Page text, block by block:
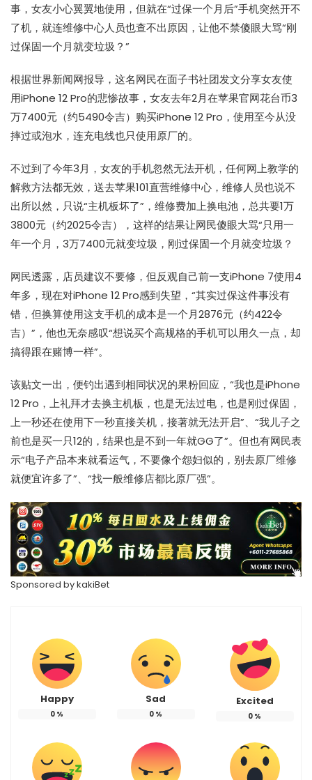
事，女友小心翼翼地使用，但就在“过保一个月后”手机突然开不
了机，就连维修中心人员也查不出原因，让他不禁傻眼大骂“刚
过保固一个月就变垃圾？”
根据世界新闻网报导，这名网民在面子书社团发文分享女友使
用iPhone 12 Pro的悲惨故事，女友去年2月在苹果官网花台币3
万7400元（约5490令吉）购买iPhone 12 Pro，使用至今从没
摔过或泡水，连充电线也只使用原厂的。
不过到了今年3月，女友的手机忽然无法开机，任何网上教学的
解救方法都无效，送去苹果101直营维修中心，维修人员也说不
出所以然，只说“主机板坏了”，维修费加上换电池，总共要1万
3800元（约2025令吉），这样的结果让网民傻眼大骂“只用一
年一个月，3万7400元就变垃圾，刚过保固一个月就变垃圾？
网民透露，店员建议不要修，但反观自己前一支iPhone 7使用4
年多，现在对iPhone 12 Pro感到失望，“其实过保这件事没有
错，但换算使用这支手机的成本是一个月2876元（约422令
吉）”，他也无奈感叹“想说买个高规格的手机可以用久一点，却
搞得跟在赌博一样”。
该贴文一出，便钓出遇到相同状况的果粉回应，“我也是iPhone
12 Pro，上礼拜才去换主机板，也是无法过电，也是刚过保固，
上一秒还在使用下一秒直接关机，接著就无法开启”、“我儿子之
前也是买一只12的，结果也是不到一年就GG了”。但也有网民表
示“电子产品本来就看运气，不要像个怨妇似的，别去原厂维修
就便宜许多了”、“找一般维修店都比原厂强”。
Sponsored by kakiBet
Happy
0 %
Sad
0 %
Excited
0 %